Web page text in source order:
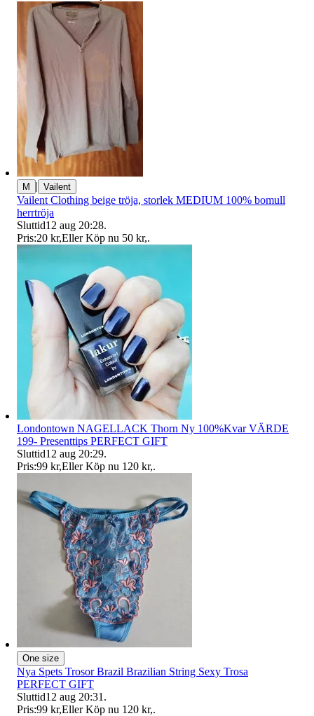
M | Vailent
Vailent Clothing beige tröja, storlek MEDIUM 100% bomull
herrtröja
Sluttid12 aug 20:28.
Pris:20 kr,Eller Köp nu 50 kr,.
Londontown NAGELLACK Thorn Ny 100%Kvar VÄRDE
199- Presenttips PERFECT GIFT
Sluttid12 aug 20:29.
Pris:99 kr,Eller Köp nu 120 kr,.
One size
Nya Spets Trosor Brazil Brazilian String Sexy Trosa
PERFECT GIFT
Sluttid12 aug 20:31 .
Pris:99 kr,Eller Köp nu 120 kr,.